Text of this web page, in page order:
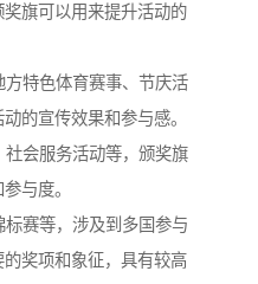
旗可以用来提升活动的
特色体育赛事、节庆活
的宣传效果和参与感。
会服务活动等，颁奖旗
与度。
赛等，涉及到多国参与
奖项和象征，具有较高